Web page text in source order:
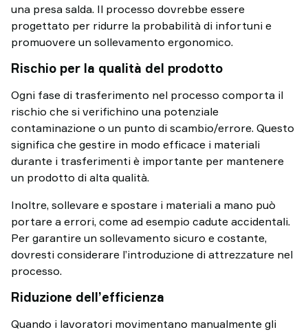
una presa salda. Il processo dovrebbe essere
progettato per ridurre la probabilità di infortuni e
promuovere un sollevamento ergonomico.
Rischio per la qualità del prodotto
Ogni fase di trasferimento nel processo comporta il
rischio che si verifichino una potenziale
contaminazione o un punto di scambio/errore. Questo
significa che gestire in modo efficace i materiali
durante i trasferimenti è importante per mantenere
un prodotto di alta qualità.
Inoltre, sollevare e spostare i materiali a mano può
portare a errori, come ad esempio cadute accidentali.
Per garantire un sollevamento sicuro e costante,
dovresti considerare l’introduzione di attrezzature nel
processo.
Riduzione dell’efficienza
Quando i lavoratori movimentano manualmente gli